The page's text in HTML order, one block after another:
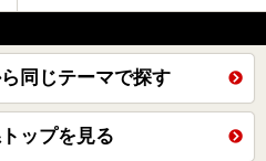
同じテーマで探す
ップを見る